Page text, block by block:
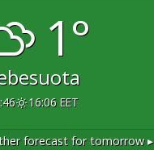
1°
16:06 EET
forecast for tomorrow ▸